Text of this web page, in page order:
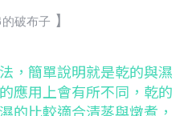
破布子 】
，簡單說明就是乾的與濕
應用上會有所不同，乾的
的比較適合清蒸與燉煮，